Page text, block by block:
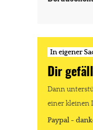
In eigener
Dir
Dann
einer kleinen
Paypal -